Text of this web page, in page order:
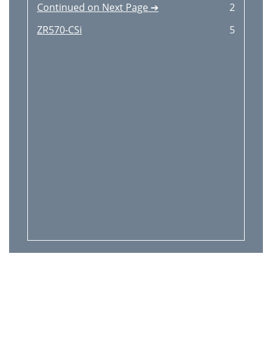
Continued on Next Page ➔
2
ZR570-CSi
5